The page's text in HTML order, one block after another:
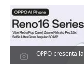
OPPO presenta